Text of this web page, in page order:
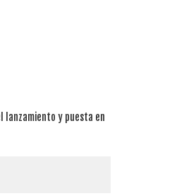
y puesta en